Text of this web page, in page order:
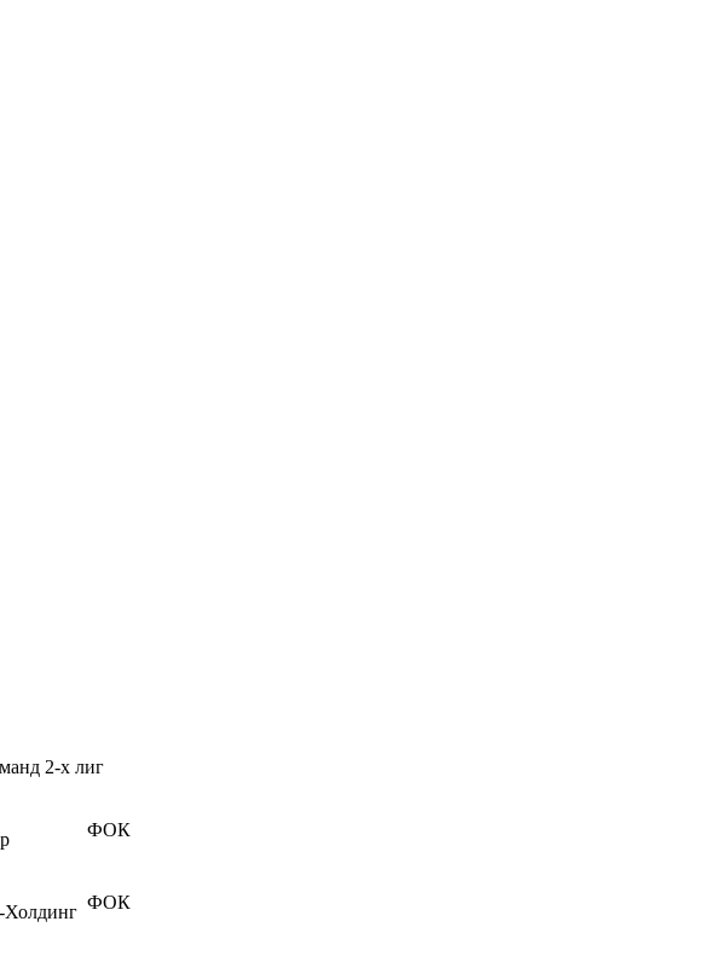
2-х лиг
ФОК
ФОК